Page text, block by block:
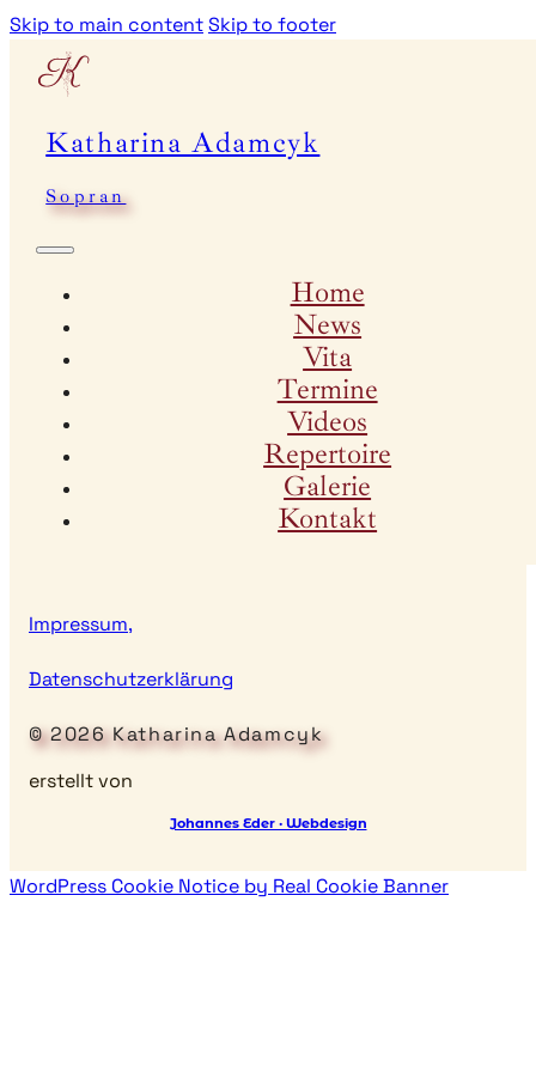
Skip to main contentSkip to footer
Katharina Adamcyk
Sopran
Home
News
Vita
Termine
Videos
Repertoire
Galerie
Kontakt
Impressum,
Datenschutzerklärung
© 2026 Katharina Adamcyk
erstellt von
Johannes Eder · Webdesign
WordPress Cookie Notice by Real Cookie Banner